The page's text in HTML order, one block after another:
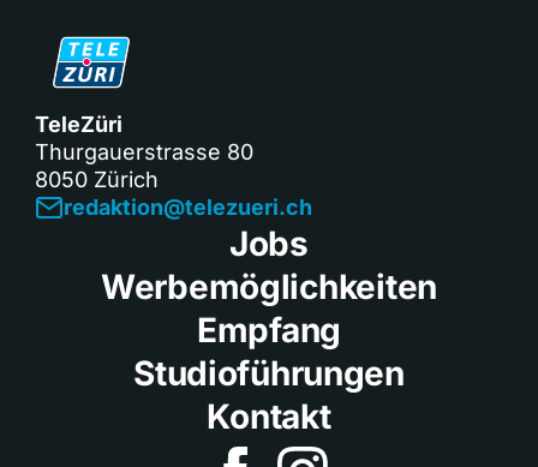
TeleZüri
Thurgauerstrasse 80
8050 Zürich
redaktion@telezueri.ch
Jobs
Werbemöglichkeiten
Empfang
Studioführungen
Kontakt